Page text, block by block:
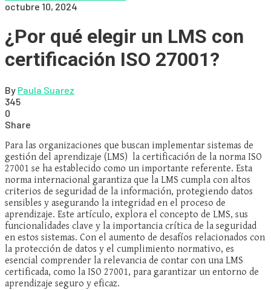
octubre 10, 2024
¿Por qué elegir un LMS con
certificación ISO 27001?
By Paula Suarez
345
0
Share
Para las organizaciones que buscan implementar sistemas de
gestión del aprendizaje (LMS) la certificación de la norma ISO
27001 se ha establecido como un importante referente. Esta
norma internacional garantiza que la LMS cumpla con altos
criterios de seguridad de la información, protegiendo datos
sensibles y asegurando la integridad en el proceso de
aprendizaje. Este artículo, explora el concepto de LMS, sus
funcionalidades clave y la importancia crítica de la seguridad
en estos sistemas. Con el aumento de desafíos relacionados con
la protección de datos y el cumplimiento normativo, es
esencial comprender la relevancia de contar con una LMS
certificada, como la ISO 27001, para garantizar un entorno de
aprendizaje seguro y eficaz.